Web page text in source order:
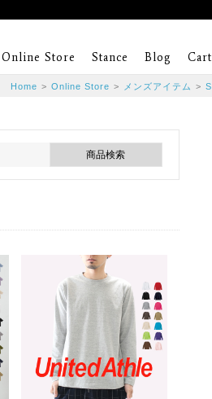
Online Store Stance Blog Cart
Home > Online Store > メンズアイテム > S